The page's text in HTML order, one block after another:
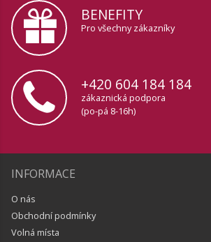
BENEFITY
Pro všechny zákazníky
+420 604 184 184
zákaznická podpora
(po-pá 8-16h)
INFORMACE
O nás
Obchodní podmínky
Volná místa